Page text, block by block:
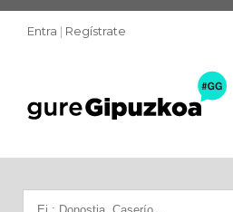
Entra | Regístrate